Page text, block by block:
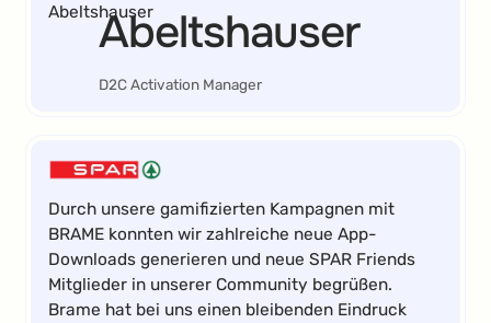
Abeltshauser
D2C Activation Manager
Durch unsere gamifizierten Kampagnen mit
BRAME konnten wir zahlreiche neue App-
Downloads generieren und neue SPAR Friends
Mitglieder in unserer Community begrüßen.
Brame hat bei uns einen bleibenden Eindruck